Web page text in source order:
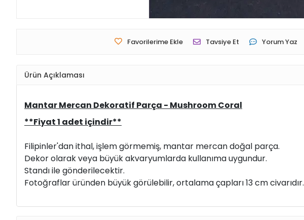
Favorilerime Ekle Tavsiye Et Yorum Yaz
Ürün Açıklaması
Mantar Mercan Dekoratif Parça - Mushroom Coral
**Fiyat 1 adet içindir**
Filipinler'dan ithal, işlem görmemiş, mantar mercan doğal parça.
Dekor olarak veya büyük akvaryumlarda kullanıma uygundur.
Standı ile gönderilecektir.
Fotoğraflar üründen büyük görülebilir, ortalama çapları 13 cm civarıdır.